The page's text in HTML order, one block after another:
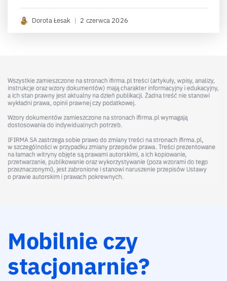
Dorota Łesak | 2 czerwca 2026
Mobilnie czy
stacjonarnie?